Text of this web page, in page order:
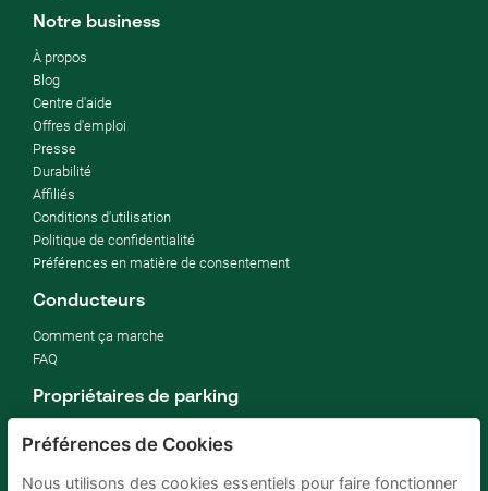
Préférences de Cookies
Nous utilisons des cookies essentiels pour faire fonctionner
Notre business
À propos
Blog
Centre d'aide
Offres d'emploi
Presse
Durabilité
Affiliés
Conditions d'utilisation
Politique de confidentialité
Préférences en matière de consentement
Conducteurs
Comment ça marche
FAQ
Propriétaires de parking
rentabiliser un parking d'entreprise
Pour hôtels